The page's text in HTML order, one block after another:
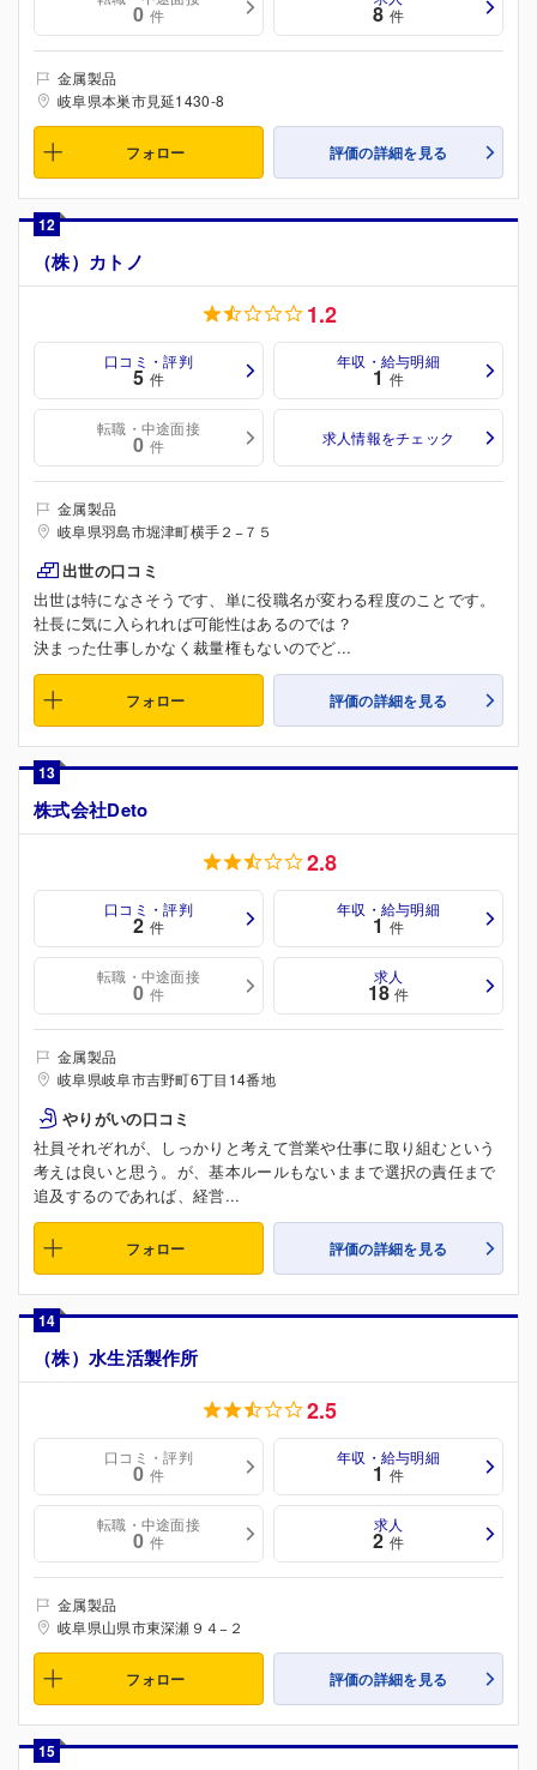
0 件 8 件
金属製品
岐阜県本巣市見延1430-8
フォロー 評価の詳細を見る
12
（株）カトノ
1.2
口コミ・評判
5 件
年収・給与明細
1 件
転職・中途面接
0 件 求人情報をチェック
金属製品
岐阜県羽島市堀津町横手２−７５
出世の口コミ
出世は特になさそうです、単に役職名が変わる程度のことです。
社長に気に入られれば可能性はあるのでは？
決まった仕事しかなく裁量権もないのでど...
フォロー 評価の詳細を見る
13
株式会社Deto
2.8
口コミ・評判
2 件
年収・給与明細
1 件
転職・中途面接
0 件
求人
18 件
金属製品
岐阜県岐阜市吉野町6丁目14番地
やりがいの口コミ
社員それぞれが、しっかりと考えて営業や仕事に取り組むという
考えは良いと思う。が、基本ルールもないままで選択の責任まで
追及するのであれば、経営...
フォロー 評価の詳細を見る
14
（株）水生活製作所
2.5
口コミ・評判
0 件
年収・給与明細
1 件
転職・中途面接
0 件
求人
2 件
金属製品
岐阜県山県市東深瀬９４−２
フォロー 評価の詳細を見る
15